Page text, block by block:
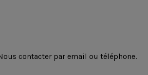
contacter par email ou téléphone.